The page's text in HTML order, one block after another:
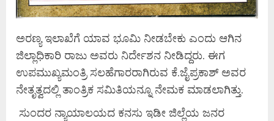
ಅರಣ್ಯ ಇಲಾಖೆಗೆ ಯಾವ ಭೂಮಿ ನೀಡಬೇಕು ಎಂದು ಆಗಿನ
ಜಿಲ್ಲಾಧಿಕಾರಿ ರಾಜು ಅವರು ನಿರ್ದೇಶನ ನೀಡಿದ್ದರು. ಈಗ
ಉಪಮುಖ್ಯಮಂತ್ರಿ ಸಲಹೆಗಾರರಾಗಿರುವ ಕೆ.ಜೈಪ್ರಕಾಶ್ ಅವರ
ನೇತೃತ್ವದಲ್ಲಿ ತಾಂತ್ರಿಕ ಸಮಿತಿಯನ್ನೂ ನೇಮಕ ಮಾಡಲಾಗಿತ್ತು.
ಸುಂದರ ನ್ಯಾಯಾಲಯದ ಕನಸು ಇಡೀ ಜಿಲ್ಲೆಯ ಜನರ